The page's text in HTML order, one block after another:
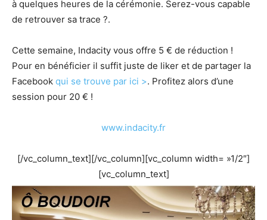
à quelques heures de la cérémonie. Serez-vous capable
de retrouver sa trace ?.
Cette semaine, Indacity vous offre 5 € de réduction !
Pour en bénéficier il suffit juste de liker et de partager la
Facebook qui se trouve par ici >. Profitez alors d’une
session pour 20 € !
www.indacity.fr
[/vc_column_text][/vc_column][vc_column width= »1/2″]
[vc_column_text]